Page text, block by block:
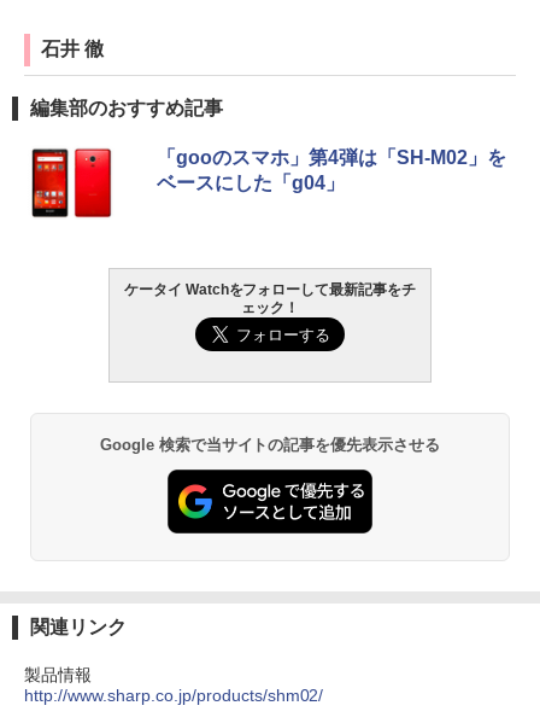
石井 徹
編集部のおすすめ記事
「gooのスマホ」第4弾は「SH-M02」を
ベースにした「g04」
ケータイ Watchをフォローして最新記事をチ
ェック！
Google 検索で当サイトの記事を優先表示させる
関連リンク
製品情報
http://www.sharp.co.jp/products/shm02/